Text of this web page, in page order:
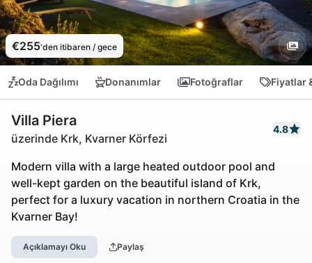
€255'den itibaren / gece
Oda Dağılımı Donanımlar Fotoğraflar Fiyatlar
Villa Piera
üzerinde Krk, Kvarner Körfezi
4.8
Modern villa with a large heated outdoor pool and
well-kept garden on the beautiful island of Krk,
perfect for a luxury vacation in northern Croatia in the
Kvarner Bay!
Açıklamayı Oku Paylaş